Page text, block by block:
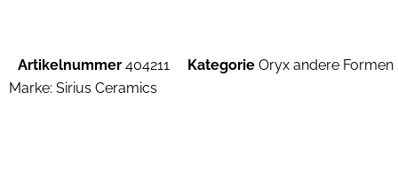
Artikelnummer 404211 Kategorie Oryx andere Formen
Marke: Sirius Ceramics